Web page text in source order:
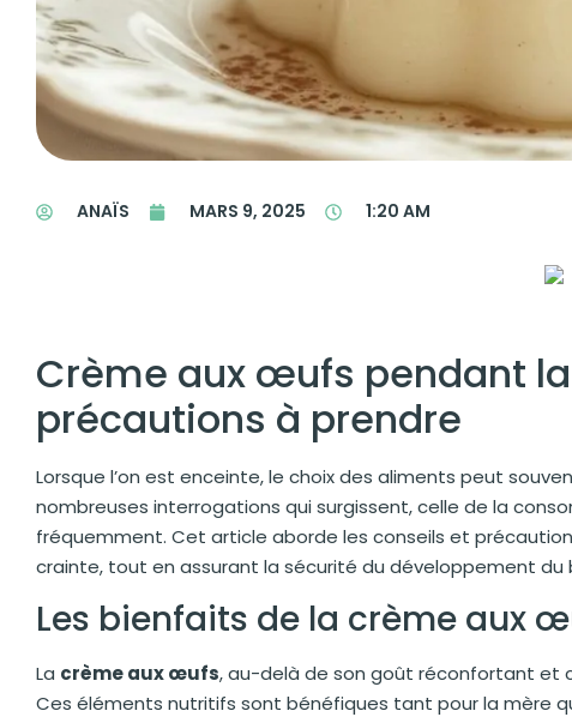
ANAÏS MARS 9, 2025 1:20 AM
Crème aux œufs pendant
précautions à prendre
Lorsque l’on est enceinte, le choix des aliments peut
nombreuses interrogations qui surgissent, celle de la
fréquemment. Cet article aborde les conseils et
crainte, tout en assurant la sécurité du développement du
Les bienfaits de la crème aux
La crème aux œufs, au-delà de son goût réconfortant et
Ces éléments nutritifs sont bénéfiques tant pour la mère